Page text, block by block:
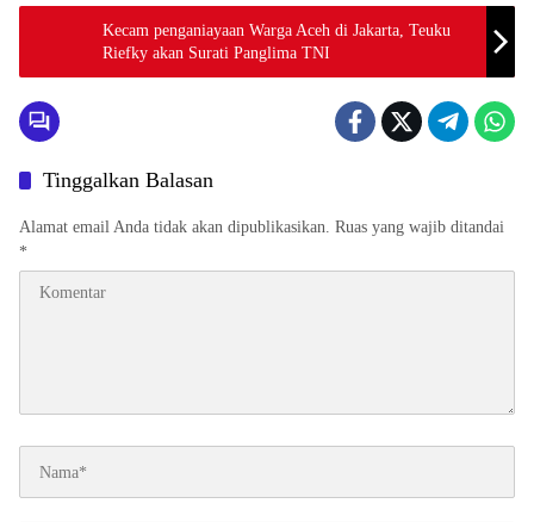
Kecam penganiayaan Warga Aceh di Jakarta, Teuku
Riefky akan Surati Panglima TNI
Tinggalkan Balasan
Alamat email Anda tidak akan dipublikasikan. Ruas yang wajib ditandai
*